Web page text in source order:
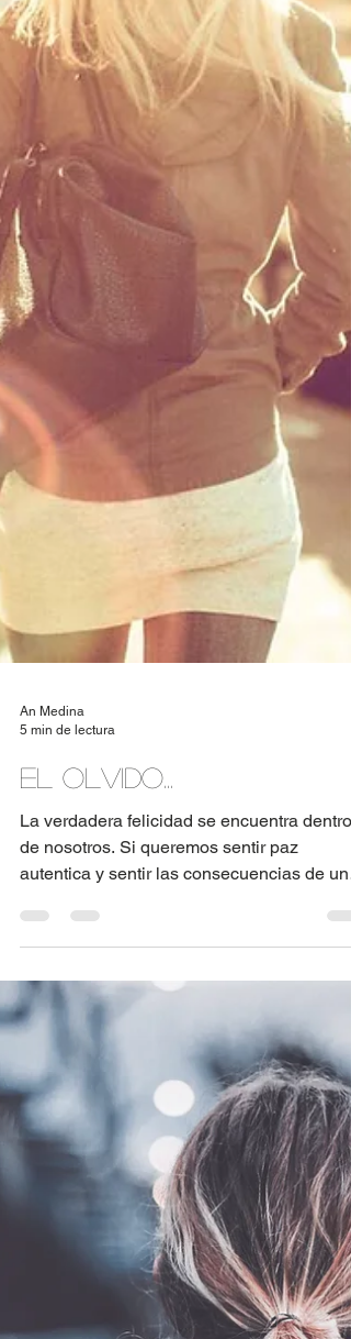
An Medina
5 min de lectura
El Olvido...
de nosotros. Si queremos sentir paz
autentica y sentir las consecuencias de una